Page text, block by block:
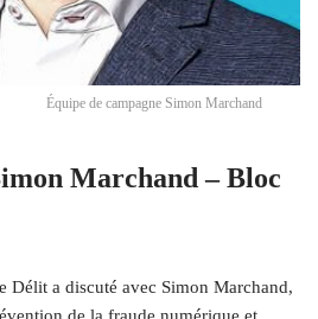
Équipe de campagne Simon Marchand
Marchand – Bloc
Délit a discuté avec Simon Marchand,